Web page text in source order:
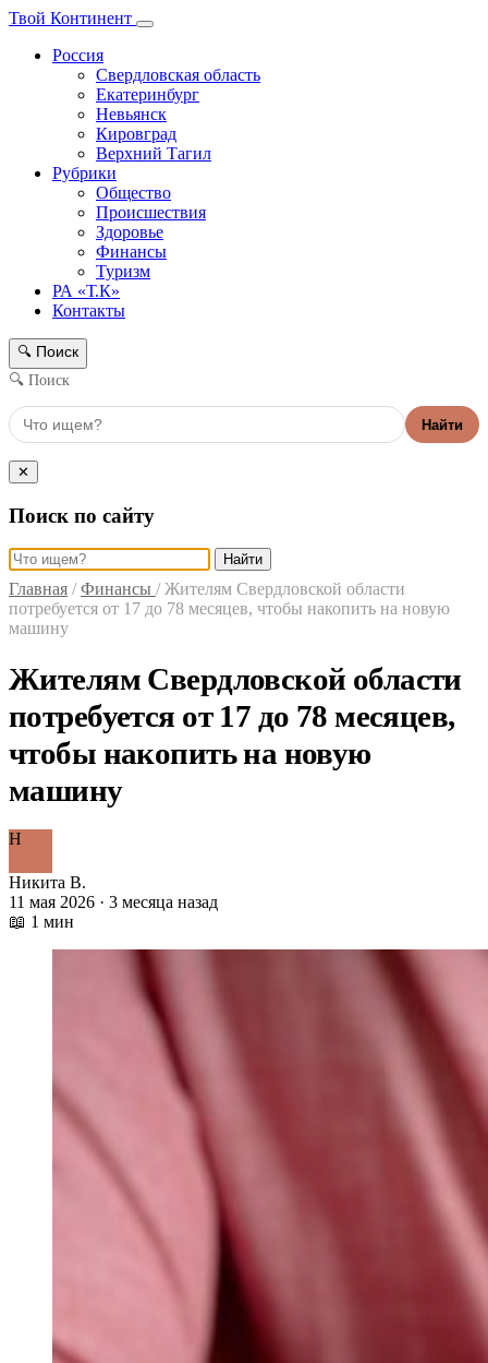
Твой Континент
Россия
Свердловская область
Екатеринбург
Невьянск
Кировград
Верхний Тагил
Рубрики
Общество
Происшествия
Здоровье
Финансы
Туризм
РА «Т.К»
Контакты
🔍 Поиск
🔍 Поиск
Найти
✕
Поиск по сайту
Найти
Главная / Финансы / Жителям Свердловской области
потребуется от 17 до 78 месяцев, чтобы накопить на новую
машину
Жителям Свердловской области
потребуется от 17 до 78 месяцев,
чтобы накопить на новую
машину
Н
Никита В.
11 мая 2026 · 3 месяца назад
📖 1 мин